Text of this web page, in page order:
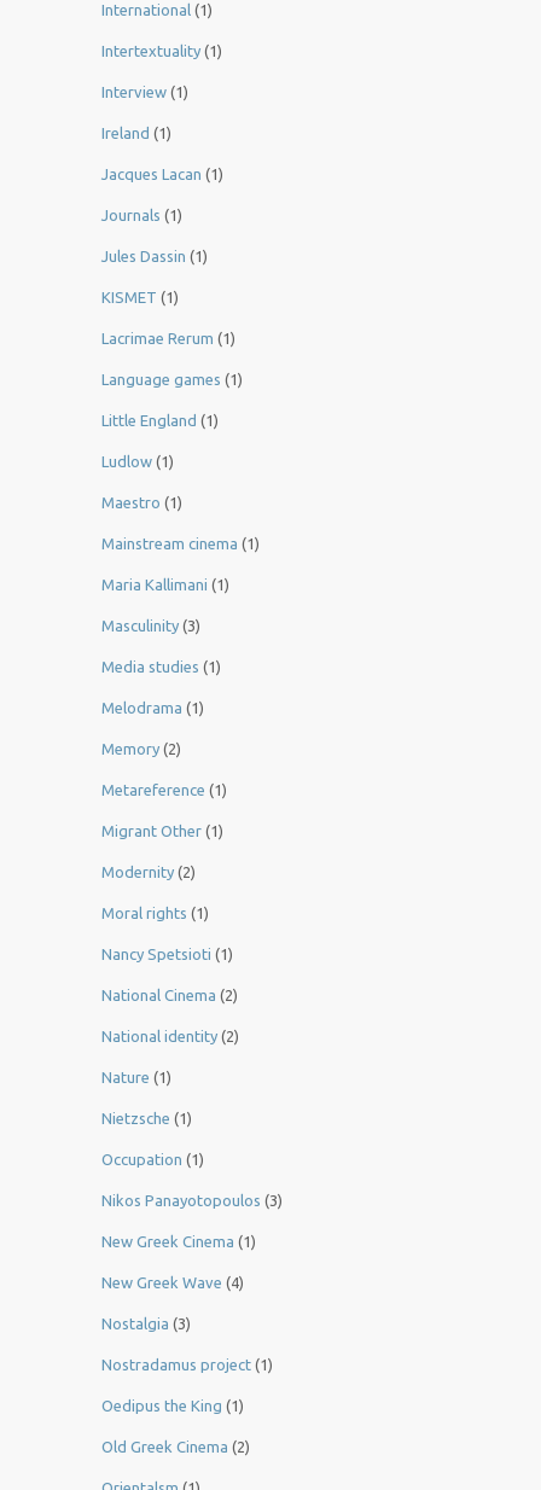
International (1)
Intertextuality (1)
Interview (1)
Ireland (1)
Jacques Lacan (1)
Journals (1)
Jules Dassin (1)
KISMET (1)
Lacrimae Rerum (1)
Language games (1)
Little England (1)
Ludlow (1)
Maestro (1)
Mainstream cinema (1)
Maria Kallimani (1)
Masculinity (3)
Media studies (1)
Melodrama (1)
Memory (2)
Metareference (1)
Migrant Other (1)
Modernity (2)
Moral rights (1)
Nancy Spetsioti (1)
National Cinema (2)
National identity (2)
Nature (1)
Nietzsche (1)
Occupation (1)
Nikos Panayotopoulos (3)
New Greek Cinema (1)
New Greek Wave (4)
Nostalgia (3)
Nostradamus project (1)
Oedipus the King (1)
Old Greek Cinema (2)